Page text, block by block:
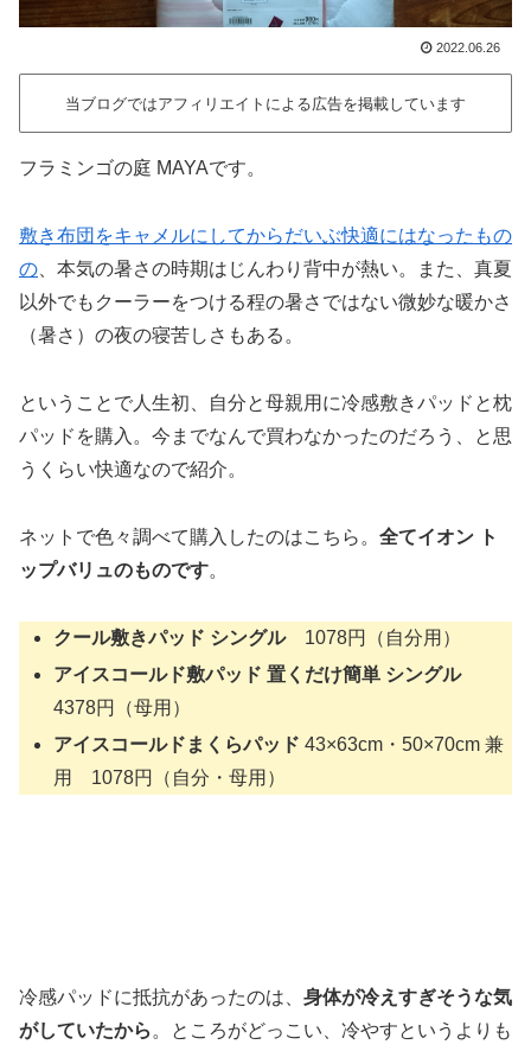
2022.06.26
当ブログではアフィリエイトによる広告を掲載しています
フラミンゴの庭 MAYAです。
敷き布団をキャメルにしてからだいぶ快適にはなったもの
の 、本気の暑さの時期はじんわり背中が熱い。また、真夏
以外でもクーラーをつける程の暑さではない微妙な暖かさ
（暑さ）の夜の寝苦しさもある。
ということで人生初、自分と母親用に冷感敷きパッドと枕
パッドを購入。今までなんで買わなかったのだろう、と思
うくらい快適なので紹介。
ネットで色々調べて購入したのはこちら。 全てイオン ト
ップバリュのものです。
クール敷きパッド シングル1078円（自分用）
アイスコールド敷パッド 置くだけ簡単 シングル
4378円（母用）
アイスコールドまくらパッド43×63cm・50×70cm 兼
用 1078円（自分・母用）
冷感パッドに抵抗があったのは、 身体が冷えすぎそうな気
がしていたから。ところがどっこい、冷やすというよりも